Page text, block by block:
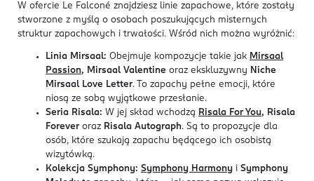
W ofercie Le Falconé znajdziesz linie zapachowe, które zostały
stworzone z myślą o osobach poszukujących misternych
struktur zapachowych i trwałości. Wśród nich można wyróżnić:
Linia Mirsaal: Obejmuje kompozycje takie jak Mirsaal
Passion, Mirsaal Valentine oraz ekskluzywny Niche
Mirsaal Love Letter. To zapachy pełne emocji, które
niosą ze sobą wyjątkowe przesłanie.
Seria Risala: W jej skład wchodzą Risala For You, Risala
Forever oraz Risala Autograph. Są to propozycje dla
osób, które szukają zapachu będącego ich osobistą
wizytówką.
Kolekcja Symphony: Symphony Harmony i Symphony